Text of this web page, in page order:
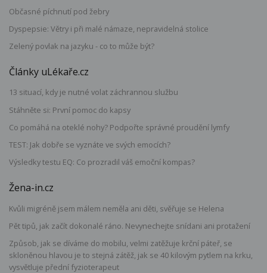
Občasné píchnutí pod žebry
Dyspepsie: Větry i při malé námaze, nepravidelná stolice
Zelený povlak na jazyku - co to může být?
Články uLékaře.cz
13 situací, kdy je nutné volat záchrannou službu
Stáhněte si: První pomoc do kapsy
Co pomáhá na oteklé nohy? Podpořte správné proudění lymfy
TEST: Jak dobře se vyznáte ve svých emocích?
Výsledky testu EQ: Co prozradil váš emoční kompas?
Žena-in.cz
Kvůli migréně jsem málem neměla ani děti, svěřuje se Helena
Pět tipů, jak začít dokonalé ráno. Nevynechejte snídani ani protažení
Způsob, jak se díváme do mobilu, velmi zatěžuje krční páteř, se
skloněnou hlavou je to stejná zátěž, jak se 40 kilovým pytlem na krku,
vysvětluje přední fyzioterapeut